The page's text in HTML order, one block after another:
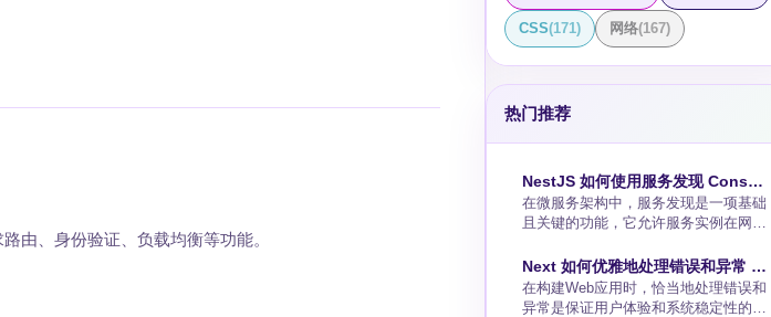
由、身份验证、负载均衡等功能。
CSS(171) 网络(167)
热门推荐
NestJS 如何使用服务发现 Consul
实现高效的微服务节点管理
在微服务架构中，服务发现是一项基础
且关键的功能，它允许服务实例在网络
解决方案，提供了服务发现、运行状况
检查，过去和现代应用程序的连接等功
能。本教程将向您展示如何在NestJS
Next 如何优雅地处理错误和异常 -
Error Handling
在构建Web应用时，恰当地处理错误和
异常是保证用户体验和系统稳定性的关